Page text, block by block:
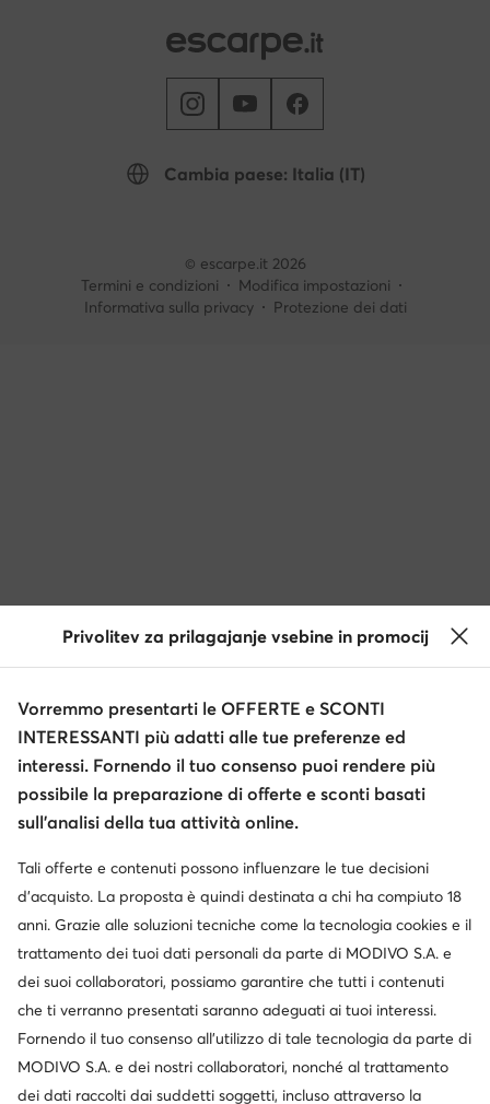
Cambia paese: Italia (IT)
© escarpe.it 2026
Termini e condizioni
Modifica impostazioni
Informativa sulla privacy
Protezione dei dati
Privolitev za prilagajanje vsebine in promocij
Vorremmo presentarti le OFFERTE e SCONTI
INTERESSANTI più adatti alle tue preferenze ed
interessi. Fornendo il tuo consenso puoi rendere più
possibile la preparazione di offerte e sconti basati
sull’analisi della tua attività online.
Tali offerte e contenuti possono influenzare le tue decisioni
d’acquisto. La proposta è quindi destinata a chi ha compiuto 18
anni. Grazie alle soluzioni tecniche come la tecnologia cookies e il
trattamento dei tuoi dati personali da parte di MODIVO S.A. e
dei suoi collaboratori, possiamo garantire che tutti i contenuti
che ti verranno presentati saranno adeguati ai tuoi interessi.
Fornendo il tuo consenso all’utilizzo di tale tecnologia da parte di
MODIVO S.A. e dei nostri collaboratori, nonché al trattamento
dei dati raccolti dai suddetti soggetti, incluso attraverso la